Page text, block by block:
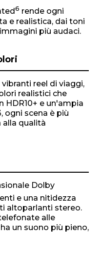
6 rende ogni
e realistica, dai toni
più audaci.
reel di viaggi,
realistici che
HDR10+ e un'ampia
ogni scena è più
alla qualità
Dolby
e una nitidezza
altoparlanti stereo.
alle
un suono più pieno,